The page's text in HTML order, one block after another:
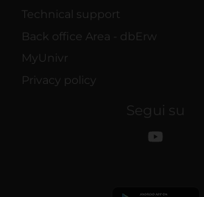
Technical support
Back office Area - dbErw
MyUnivr
Privacy policy
Segui su